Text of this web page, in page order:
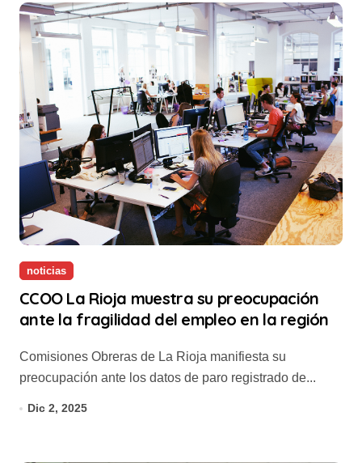
noticias
CCOO La Rioja muestra su preocupación
ante la fragilidad del empleo en la región
Comisiones Obreras de La Rioja manifiesta su
preocupación ante los datos de paro registrado de...
Dic 2, 2025